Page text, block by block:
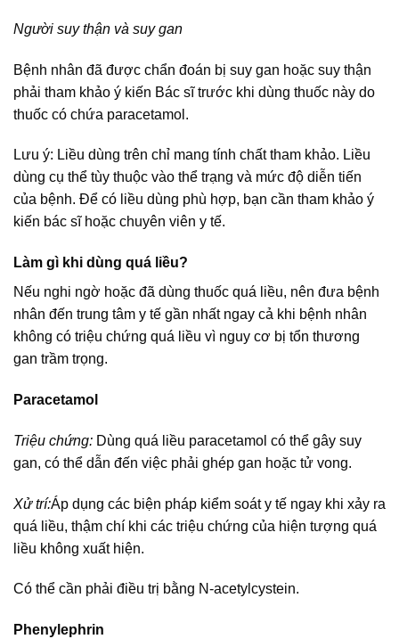
Người suy thận và suy gan
Bệnh nhân đã được chẩn đoán bị suy gan hoặc suy thận
phải tham khảo ý kiến Bác sĩ trước khi dùng thuốc này do
thuốc có chứa paracetamol.
Lưu ý: Liều dùng trên chỉ mang tính chất tham khảo. Liều
dùng cụ thể tùy thuộc vào thể trạng và mức độ diễn tiến
của bệnh. Để có liều dùng phù hợp, bạn cần tham khảo ý
kiến bác sĩ hoặc chuyên viên y tế.
Làm gì khi dùng quá liều?
Nếu nghi ngờ hoặc đã dùng thuốc quá liều, nên đưa bệnh
nhân đến trung tâm y tế gần nhất ngay cả khi bệnh nhân
không có triệu chứng quá liều vì nguy cơ bị tổn thương
gan trầm trọng.
Paracetamol
Triệu chứng: Dùng quá liều paracetamol có thể gây suy
gan, có thể dẫn đến việc phải ghép gan hoặc tử vong.
Xử trí:Áp dụng các biện pháp kiểm soát y tế ngay khi xảy ra
quá liều, thậm chí khi các triệu chứng của hiện tượng quá
liều không xuất hiện.
Có thể cần phải điều trị bằng N-acetylcystein.
Phenylephrin